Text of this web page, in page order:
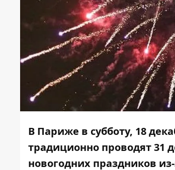
В Париже в субботу, 18
традиционно проводят 31
новогодних праздников